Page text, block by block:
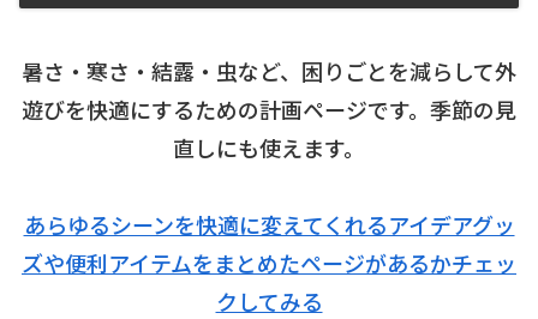
暑さ・寒さ・結露・虫など、困りごとを減らして外
遊びを快適にするための計画ページです。季節の見
直しにも使えます。
あらゆるシーンを快適に変えてくれるアイデアグッ
ズや便利アイテムをまとめたページがあるかチェッ
クしてみる